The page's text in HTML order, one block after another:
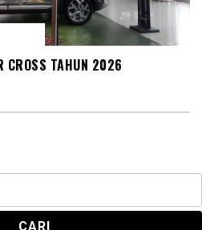
CROSS TAHUN 2026